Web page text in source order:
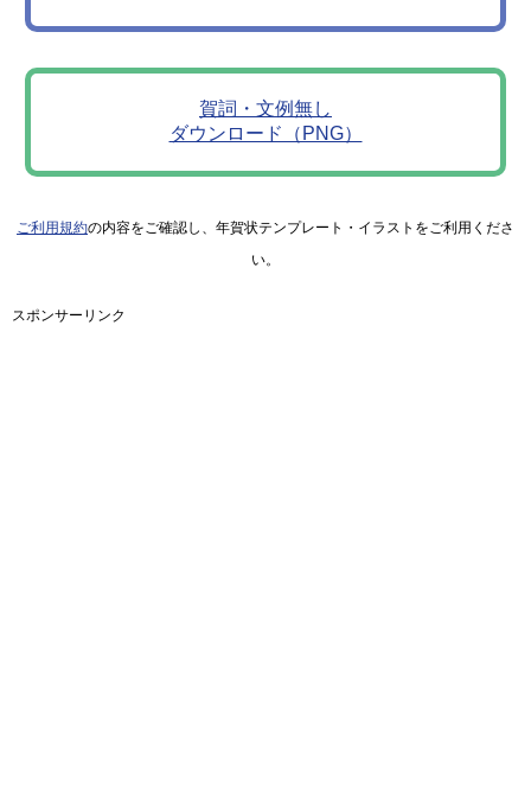
賀詞・文例無し
ダウンロード（PNG）
ご利用規約の内容をご確認し、年賀状テンプレート・イラストをご利用くださ
い。
スポンサーリンク